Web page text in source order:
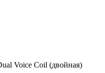
Voice Coil (двойная)